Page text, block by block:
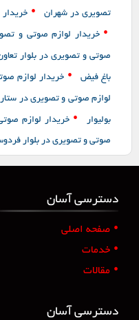
تصویری در شهران •
• خریدار لوازم صوتی و
صوتی و تصویری در بلوار
باغ فیض • خریدار لوازم
لوازم صوتی و تصویری در
بولیوار • خریدار لوازم
صوتی و تصویری در بلوار
دسترسی آسان
• صفحه اصلی
• خدمات
• مقالات
دسترسی آسان